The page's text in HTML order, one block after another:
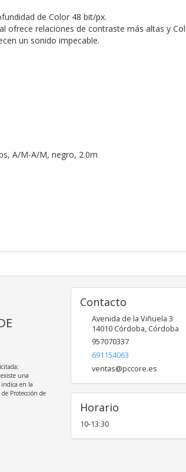
de Color 48 bit/px.
ofrece relaciones de contraste más altas y
un sonido impecable.
A/M-A/M, negro, 2.0m
una
indica en la
Protección de
Contacto
Avenida de la Viñuela 3
14010 Córdoba, Córdoba
957070337
691154063
ventas@pccore.es
Horario
10-13:30